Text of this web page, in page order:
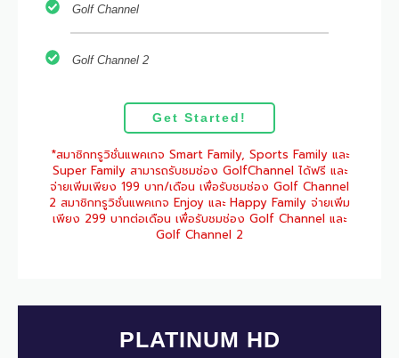
Golf Channel
Golf Channel 2
Get Started!
*สมาชิกทรูวิชั่นแพคเกจ Smart Family, Sports Family และ
Super Family สามารถรับชมช่อง GolfChannel ได้ฟรี และ
จ่ายเพิ่มเพียง 199 บาท/เดือน เพื่อรับชมช่อง Golf Channel
2 สมาชิกทรูวิชั่นแพคเกจ Enjoy และ Happy Family จ่ายเพิ่ม
เพียง 299 บาทต่อเดือน เพื่่อรับชมช่อง Golf Channel และ
Golf Channel 2
PLATINUM HD